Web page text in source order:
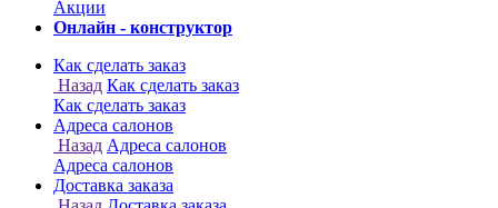
Онлайн - конструктор